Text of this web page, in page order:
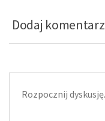
Dodaj komentarz